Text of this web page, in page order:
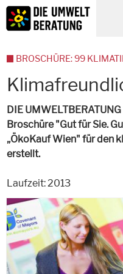
Inhalt
Suche
DIE
Broschüre "Gut für Sie.
„ÖkoKauf Wien" für den
erstellt.
Laufzeit: 2013
BROSCHÜRE: 99